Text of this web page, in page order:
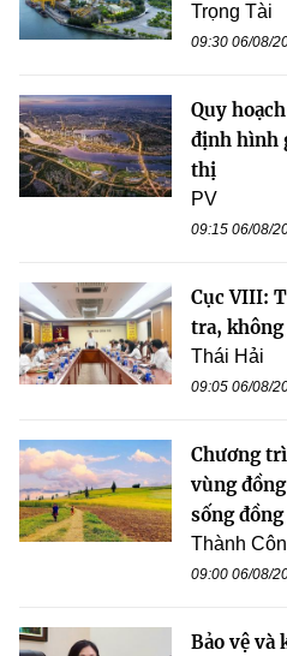
Trọng Tài
09:30 06/08/
Quy
định hình
thị
PV
09:15 06/08/
Cục VIII:
tra, không
Thái Hải
09:05 06/08/
Chương
vùng
sống đồng
Thành
09:00 06/08/
Bảo vệ và